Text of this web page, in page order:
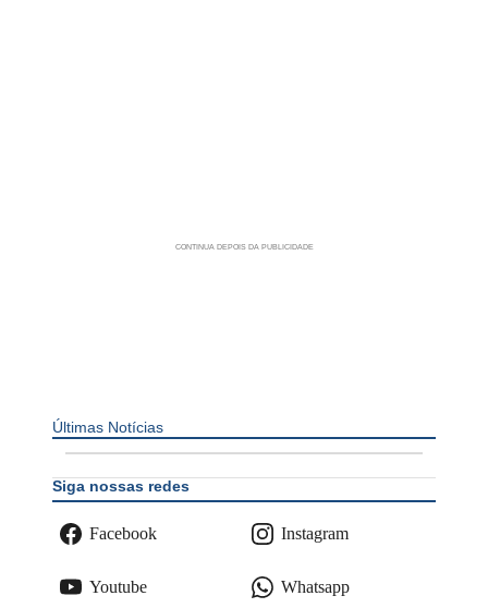
Últimas Notícias
Siga nossas redes
Facebook Instagram
Youtube Whatsapp